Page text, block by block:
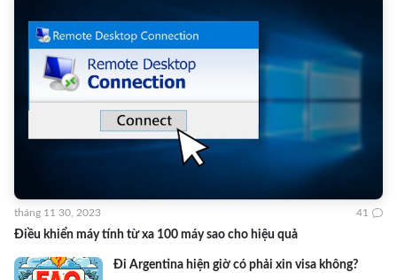
Điều khiển máy tính từ xa 100 máy sao cho hiệu quả
tháng 11 30, 2023 41
Đi Argentina hiện giờ có phải xin visa không?